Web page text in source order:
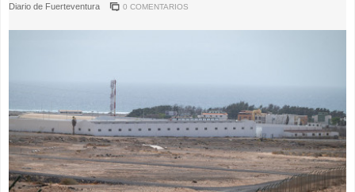
Diario de Fuerteventura 0 COMENTARIOS